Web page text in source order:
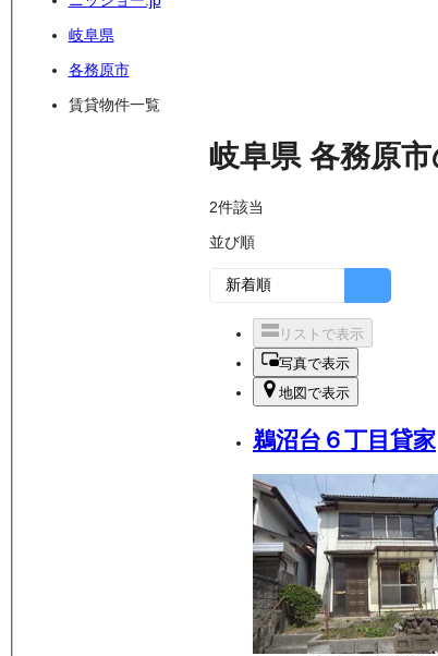
岐阜県
各務原市
賃貸物件一覧
岐阜県 各務原市
2件該当
並び順
リストで表示
写真で表示
地図で表示
鵜沼台６丁目貸家